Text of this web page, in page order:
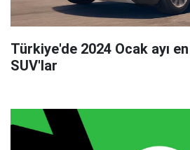
Türkiye'de 2024 Ocak ayı
SUV'lar